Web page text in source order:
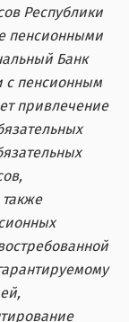
Республики
пенсионными
Банк
с пенсионным
привлечение